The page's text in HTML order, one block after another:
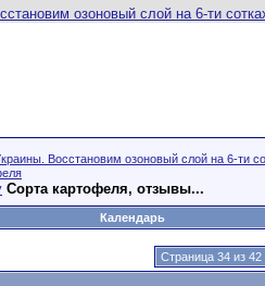
Восстановим озоновый слой на 6-ти
Сорта картофеля, отзывы...
Календарь
Страница 34 из 42